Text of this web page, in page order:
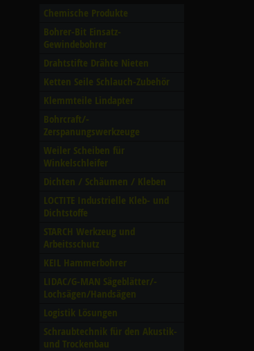
Chemische Produkte
Bohrer-Bit Einsatz-
Gewindebohrer
Drahtstifte Drähte Nieten
Ketten Seile Schlauch-Zubehör
Klemmteile Lindapter
Bohrcraft/­
Zerspanungswerkzeuge
Weiler Scheiben für
Winkelschleifer
Dichten /­ Schäumen /­ Kleben
LOCTITE Industrielle Kleb- und
Dichtstoffe
STARCH Werkzeug und
Arbeitsschutz
KEIL Hammerbohrer
LIDAC/­G-MAN Sägeblätter/­
Lochsägen/­Handsägen
Logistik Lösungen
Schraubtechnik für den Akustik-
und Trockenbau